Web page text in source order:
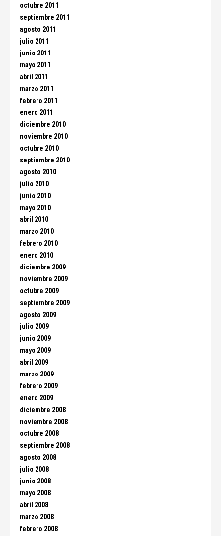
octubre 2011
septiembre 2011
agosto 2011
julio 2011
junio 2011
mayo 2011
abril 2011
marzo 2011
febrero 2011
enero 2011
diciembre 2010
noviembre 2010
octubre 2010
septiembre 2010
agosto 2010
julio 2010
junio 2010
mayo 2010
abril 2010
marzo 2010
febrero 2010
enero 2010
diciembre 2009
noviembre 2009
octubre 2009
septiembre 2009
agosto 2009
julio 2009
junio 2009
mayo 2009
abril 2009
marzo 2009
febrero 2009
enero 2009
diciembre 2008
noviembre 2008
octubre 2008
septiembre 2008
agosto 2008
julio 2008
junio 2008
mayo 2008
abril 2008
marzo 2008
febrero 2008